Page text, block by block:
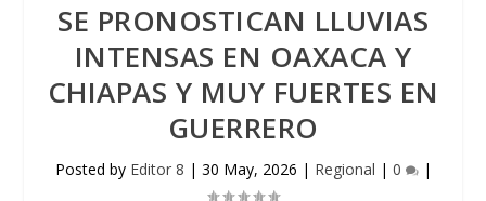
SE PRONOSTICAN LLUVIAS
INTENSAS EN OAXACA Y
CHIAPAS Y MUY FUERTES EN
GUERRERO
Posted by Editor 8 | 30 May, 2026 | Regional | 0 |